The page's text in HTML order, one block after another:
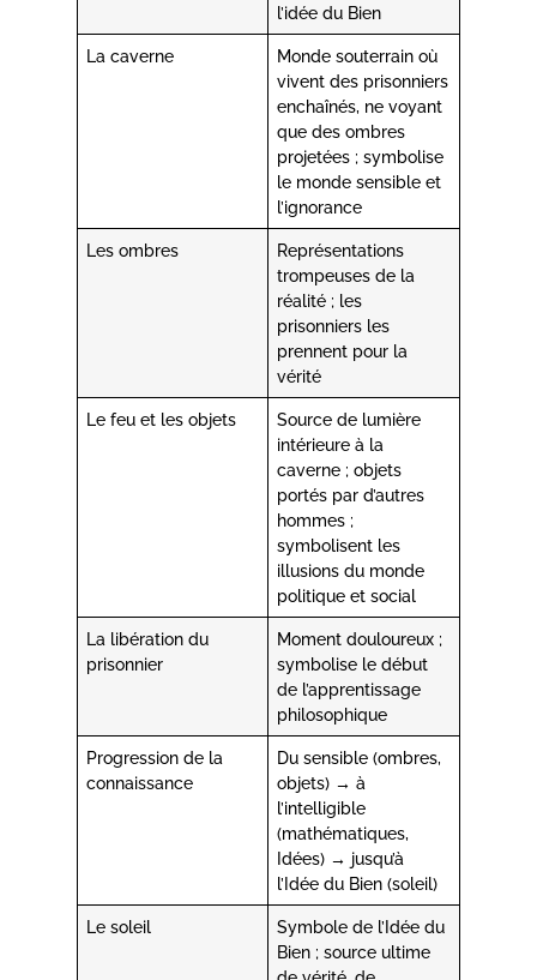
l’idée du Bien
La caverne
Monde souterrain où
vivent des prisonniers
enchaînés, ne voyant
que des ombres
projetées ; symbolise
le monde sensible et
l’ignorance
Les ombres
Représentations
trompeuses de la
réalité ; les
prisonniers les
prennent pour la
vérité
Le feu et les objets
Source de lumière
intérieure à la
caverne ; objets
portés par d’autres
hommes ;
symbolisent les
illusions du monde
politique et social
La libération du
prisonnier
Moment douloureux ;
symbolise le début
de l’apprentissage
philosophique
Progression de la
connaissance
Du sensible (ombres,
objets) → à
l’intelligible
(mathématiques,
Idées) → jusqu’à
l’Idée du Bien (soleil)
Le soleil
Symbole de l’Idée du
Bien ; source ultime